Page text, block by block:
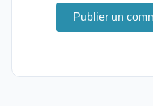
Publier un